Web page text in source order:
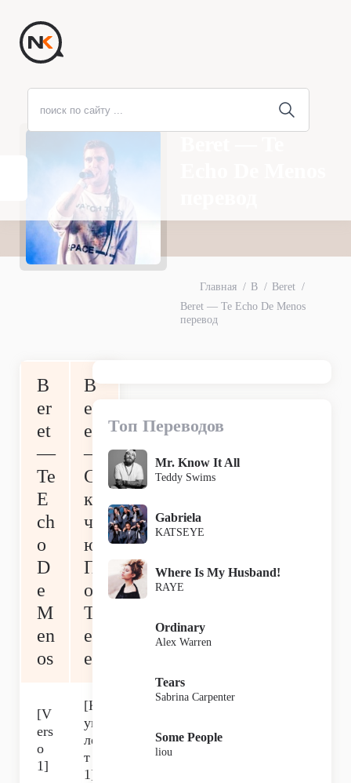
Главная B
Beret
Beret — Te Echo De Menos
перевод
B
er
et
—
Te
E
ch
o
D
e
M
en
os
B
er
et
—
С
ку
ча
ю
П
о
Т
еб
е
[V
ers
o
1]
[К
уп
ле
т
1]
Топ Переводов
Mr. Know It All
Teddy Swims
Gabriela
KATSEYE
Where Is My Husband!
RAYE
Ordinary
Alex Warren
Tears
Sabrina Carpenter
Some People
liou